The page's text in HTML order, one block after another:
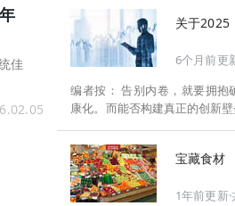
佳
关于2025
6个月前更
编者按： 告别内卷，就要拥抱确定的历史性机遇：未来食品健
康化。而能否构建真正的创新
《关于2025，关于2026》，将
全球视野探寻中国机遇、增长
谋篇布局，深挖“药食同源”“低
道的爆品基因，从趋势预判、
宝藏食材
1年前更新